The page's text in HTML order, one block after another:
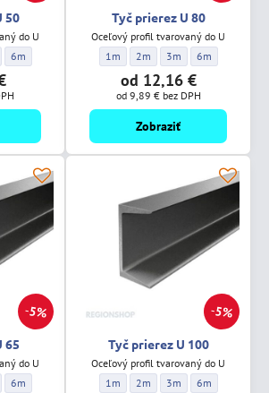
50
do U
50 - Dĺžka:U 50 - Dĺžka:
Tyč prierez U 50 - Dĺžka:
6m
Tyč prierez U 80
Oceľový profil tvarovaný do U
Tyč prierez U 80 - Dĺžka:
1m Tyč prierez U 80 - Dĺžka:
2m Tyč prierez U 80 -
3m Tyč prierez U
6m
od 12,16 €
od 9,89 € bez DPH
Zobraziť
5%
65
do U
65 - Dĺžka:U 65 - Dĺžka:
Tyč prierez U 65 - Dĺžka:
6m
5%
Tyč prierez U 100
Oceľový profil tvarovaný do U
Tyč prierez U 100 - Dĺžka:
1m Tyč prierez U 100 - Dĺžka:
2m Tyč prierez U 100 -
3m Tyč prierez U
6m